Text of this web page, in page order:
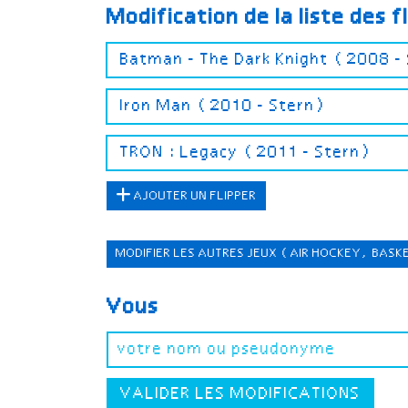
Modification de la liste des
AJOUTER UN FLIPPER
MODIFIER LES AUTRES JEUX (AIR HOCKEY,
Vous
VALIDER LES MODIFICATIONS